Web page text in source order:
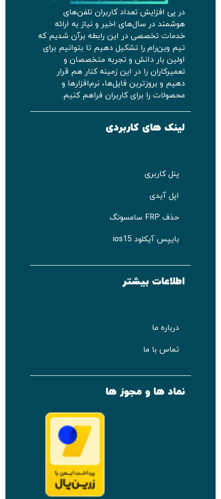
در پی افزایش تعداد کاربران تلفن‌های
هوشمند در سال‌های اخیر و نیاز به ارائه
خدمات تخصصی در این رابطه برآن شدیم که
تیم وین‌رام را تشکیل دهیم تا بتوانیم برای
اولین بار دانش و تجربه متخصصان و
تعمیرکاران را در این زمینه کنار هم قرار
دهیم و بروزترین فایل‌ها، نرم‌افزارها و
محصولات را برای کاربران فراهم کنیم.
لینک های کاربردی
پنل کاربری
اپل آیدی
حذف FRP سامسونگ
بایپس آیکلود ios15
اطلاعات بیشتر
درباره ما
تماس با ما
نماد ها و مجوز ها